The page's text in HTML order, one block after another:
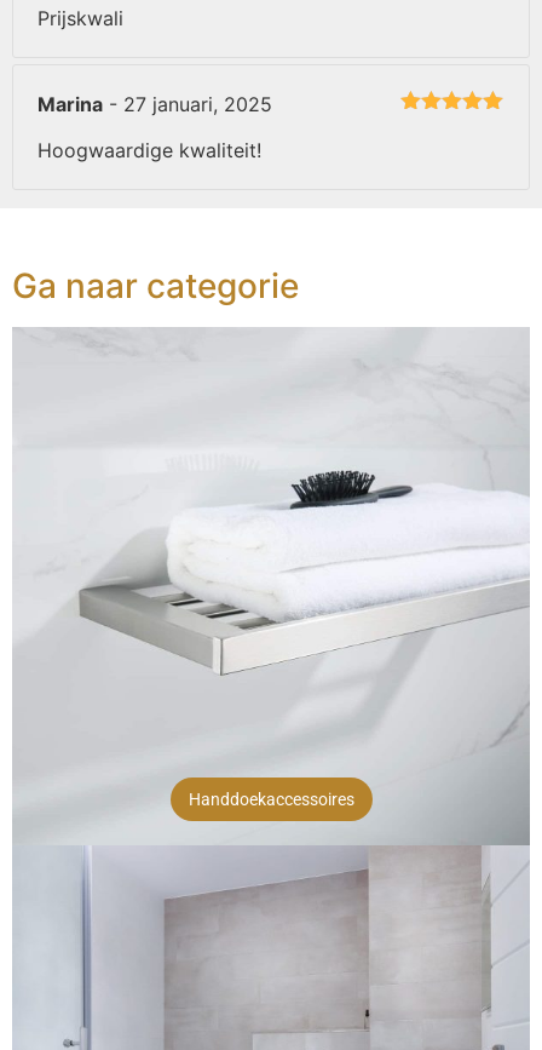
Prijskwali
Marina - 27 januari, 2025
Hoogwaardige kwaliteit!
Ga naar categorie
Handdoekaccessoires